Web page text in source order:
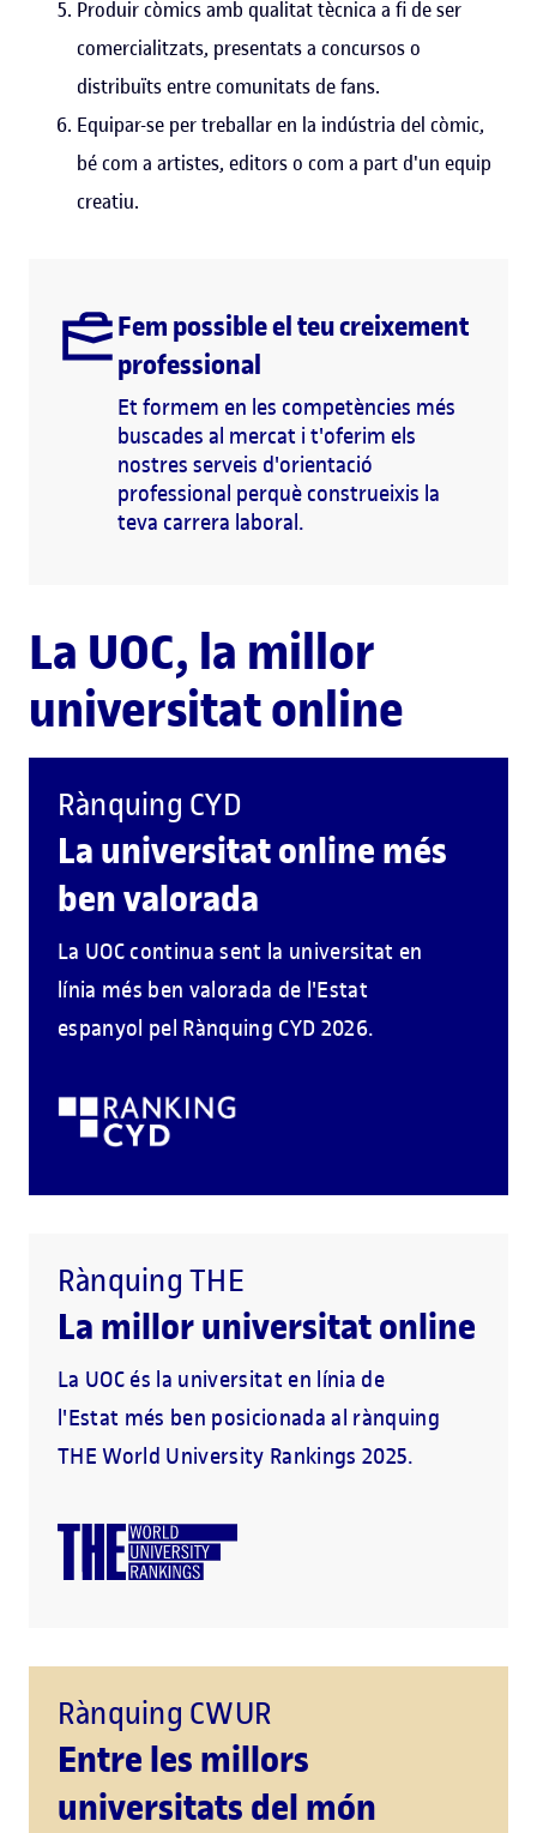
Produir còmics amb qualitat tècnica a fi de ser
comercialitzats, presentats a concursos o
distribuïts entre comunitats de fans.
Equipar-se per treballar en la indústria del còmic,
bé com a artistes, editors o com a part d'un equip
creatiu.
Fem possible el teu creixement
professional
Et formem en les competències més
buscades al mercat i t'oferim els
nostres serveis d'orientació
professional perquè construeixis la
teva carrera laboral.
La UOC, la millor
universitat online
Rànquing CYD
La universitat online més
ben valorada
La UOC continua sent la universitat en
línia més ben valorada de l'Estat
espanyol pel Rànquing CYD 2026.
Rànquing THE
La millor universitat online
La UOC és la universitat en línia de
l'Estat més ben posicionada al rànquing
THE World University Rankings 2025.
Rànquing CWUR
Entre les millors
universitats del món